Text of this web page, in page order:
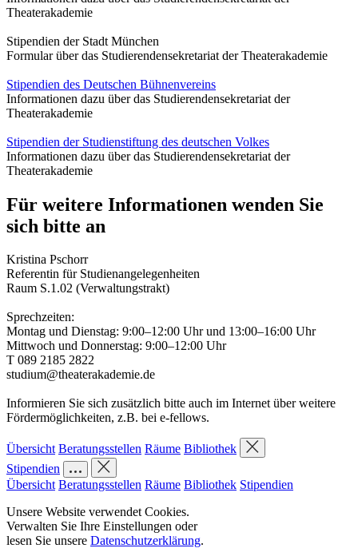
Theaterakademie
Stipendien der Stadt München
Formular über das Studierendensekretariat der Theaterakademie
Stipendien des Deutschen Bühnenvereins
Informationen dazu über das Studierendensekretariat der
Theaterakademie
Stipendien der Studienstiftung des deutschen Volkes
Informationen dazu über das Studierendensekretariat der
Theaterakademie
Für weitere Informationen wenden Sie
sich bitte an
Kristina Pschorr
Referentin für Studienangelegenheiten
Raum S.1.02 (Verwaltungstrakt)
Sprechzeiten:
Montag und Dienstag: 9­:00–12:00 Uhr und 13:00–16:00 Uhr
Mittwoch und Donnerstag: 9:00–12:00 Uhr
T 089 2185 2822
studium@theaterakademie.de
Informieren Sie sich zusätzlich bitte auch im Internet über weitere
Fördermöglichkeiten, z.B. bei e-fellows.
Übersicht Beratungsstellen Räume Bibliothek
Stipendien
Übersicht Beratungsstellen Räume Bibliothek Stipendien
Unsere Website verwendet Cookies.
Verwalten Sie Ihre Einstellungen oder
lesen Sie unsere Datenschutzerklärung.